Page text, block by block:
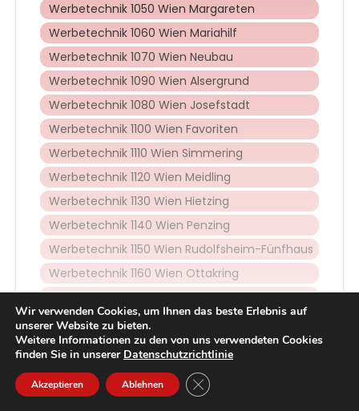
Werbetechnik 1050 Wien Margareten
Werbetechnik 1060 Wien Mariahilf
Werbetechnik 1070 Wien Neubau
Werbetechnik 1090 Wien Alsergrund
Werbetechnik 1080 Wien Josefstadt
Werbetechnik 1100 Wien Favoriten
Werbetechnik 1110 Wien Simmering
Werbetechnik 1120 Wien Meidling
Werbetechnik 1130 Wien Hietzing
Werbetechnik 1140 Wien Penzing
Werbetechnik 1150 Wien Rudolfsheim-Fünfhaus
Werbetechnik 1160 Wien Ottakring
Werbetechnik 1170 Wien Hernals
Werbetechnik 1180 Wien Währing
Werbetechnik 1190 Wien Döbling
Werbetechnik 1200 Wien Brigittenau
Werbetechnik 1210 Wien Floridsdorf
Wir verwenden Cookies, um Ihnen das beste Erlebnis auf
unserer Website zu bieten.
Weitere Informationen zu den von uns verwendeten Cookies
finden Sie in unserer Datenschutzrichtlinie
Akzeptieren Ablehnen Close GDPR Cookie Banner